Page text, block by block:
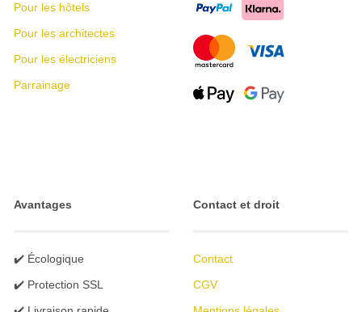
Pour les hôtels
Pour les architectes
Pour les électriciens
Parrainage
Avantages
✔️ Écologique
✔️ Protection SSL
Contact et droit
Contact
CGV